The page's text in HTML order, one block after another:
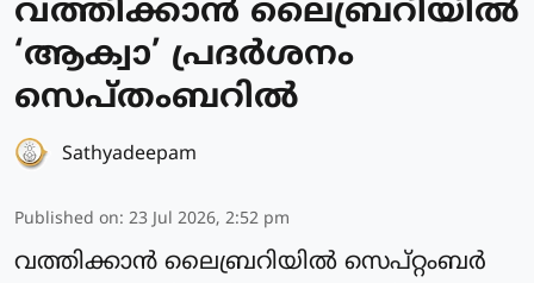
വത്തിക്കാന്‍ ലൈബ്രറിയില്‍
‘ആക്വാ’ പ്രദര്‍ശനം
സെപ്തംബറില്‍
Sathyadeepam
Published on: 23 Jul 2026, 2:52 pm
വത്തിക്കാന്‍ ലൈബ്രറിയില്‍ സെപ്റ്റംബര്‍